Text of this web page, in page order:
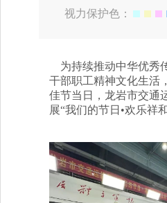
视力保护色：
为持续推动中华优秀
干部职工精神文化生活
佳节当日，龙岩市交通
展“我们的节日•欢乐祥